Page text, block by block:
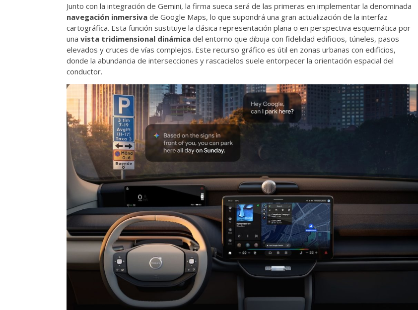
Junto con la integración de Gemini, la firma sueca será de las primeras en implementar la denominada
navegación inmersiva de Google Maps, lo que supondrá una gran actualización de la interfaz
cartográfica. Esta función sustituye la clásica representación plana o en perspectiva esquemática por
unavista tridimensional dinámica del entorno que dibuja con fidelidad edificios, túneles, pasos
elevados y cruces de vías complejos. Este recurso gráfico es útil en zonas urbanas con edificios,
donde la abundancia de intersecciones y rascacielos suele entorpecer la orientación espacial del
conductor.